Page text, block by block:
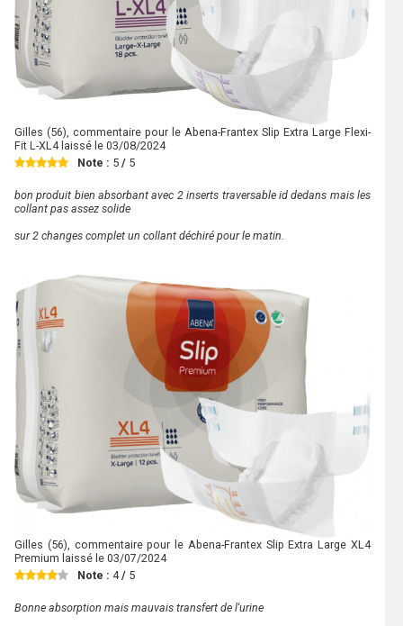
Gilles (56), commentaire pour le Abena-Frantex Slip Extra Large Flexi-
Fit L-XL4 laissé le 03/08/2024
Note : 5 / 5
bon produit bien absorbant avec 2 inserts traversable id dedans mais les
collant pas assez solide
sur 2 changes complet un collant déchiré pour le matin.
Gilles (56), commentaire pour le Abena-Frantex Slip Extra Large XL4
Premium laissé le 03/07/2024
Note : 4/ 5
Bonne absorption mais mauvais transfert de l'urine